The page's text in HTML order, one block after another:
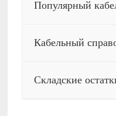
Популярный
Кабельный
Складские